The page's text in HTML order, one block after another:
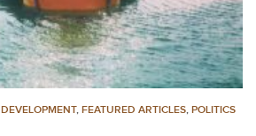
DEVELOPMENT, FEATURED ARTICLES, POLITICS